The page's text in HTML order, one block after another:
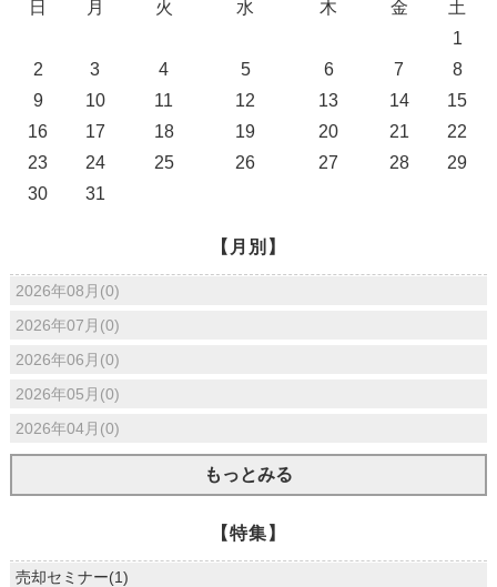
日
月 火 水 木 金
土
1
2
3 4 5 6 7
8
9
10 11 12 13 14
15
16
17 18 19 20 21
22
23
24 25 26 27 28
29
30
31
【月別】
2026年08月(0)
2026年07月(0)
2026年06月(0)
2026年05月(0)
2026年04月(0)
もっとみる
【特集】
売却セミナー(1)